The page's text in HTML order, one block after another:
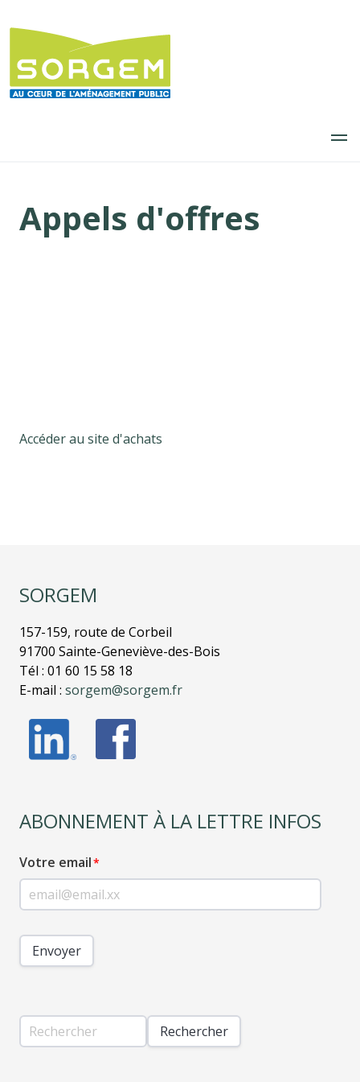
au
principal
Appels d'offres
Accéder au site d'achats
SORGEM
157-159, route de Corbeil
91700 Sainte-Geneviève-des-Bois
Tél : 01 60 15 58 18
E-mail : sorgem@sorgem.fr
ABONNEMENT À LA LETTRE INFOS
Votre email
Envoyer
Rechercher